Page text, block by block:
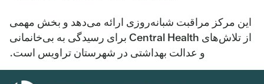
این مرکز مراقبت شبانه‌روزی ارائه می‌دهد و بخش مهمی
از تلاش‌های Central Health برای رسیدگی به بی‌خانمانی
و عدالت بهداشتی در شهرستان تراویس است.